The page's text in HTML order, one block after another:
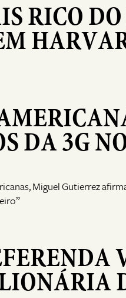
RICO
DA 3G
Miguel Gutierrez